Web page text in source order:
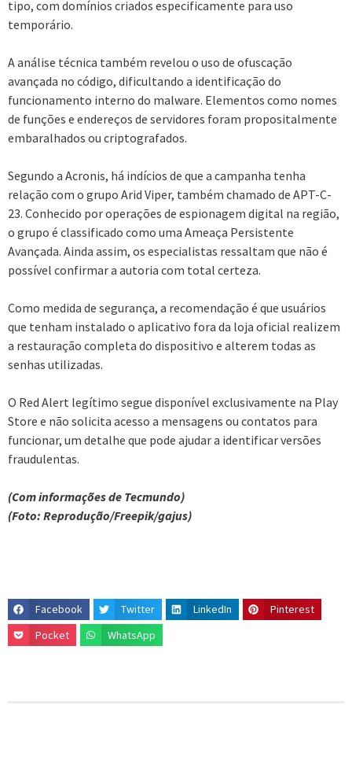
tipo, com domínios criados especificamente para uso
temporário.
A análise técnica também revelou o uso de ofuscação
avançada no código, dificultando a identificação do
funcionamento interno do malware. Elementos como nomes
de funções e endereços de servidores foram propositalmente
embaralhados ou criptografados.
Segundo a Acronis, há indícios de que a campanha tenha
relação com o grupo Arid Viper, também chamado de APT-C-
23. Conhecido por operações de espionagem digital na região,
o grupo é classificado como uma Ameaça Persistente
Avançada. Ainda assim, os especialistas ressaltam que não é
possível confirmar a autoria com total certeza.
Como medida de segurança, a recomendação é que usuários
que tenham instalado o aplicativo fora da loja oficial realizem
a restauração completa do dispositivo e alterem todas as
senhas utilizadas.
O Red Alert legítimo segue disponível exclusivamente na Play
Store e não solicita acesso a mensagens ou contatos para
funcionar, um detalhe que pode ajudar a identificar versões
fraudulentas.
(Com informações de Tecmundo)
(Foto: Reprodução/Freepik/gajus)
Facebook Twitter LinkedIn
Pinterest
Pocket
WhatsApp